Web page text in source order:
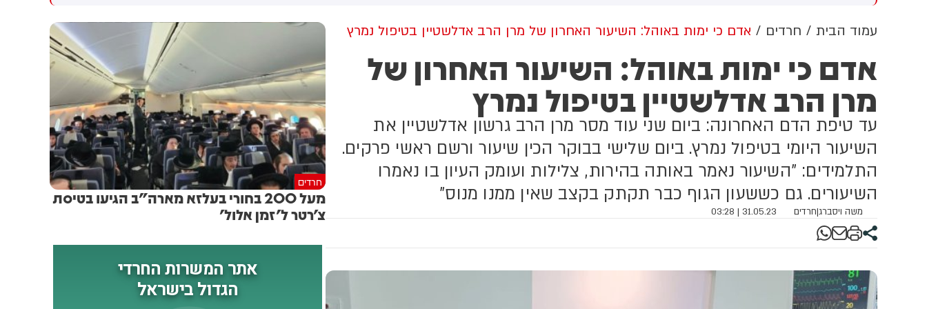
רפואי בזירה
עולה מניתוח חדש של
אנטישמיות ברשת. הדו"ח מצא כי
פוסטים זהים ב-X שותפו
בטענה שיהודים הם שהציתו
במכוון את השריפות בצרפת,
ספרד ונורבגיה בטרה להרוויח
פוליטית או כלכלית מהמצב.
הבוקר בשכונת בקעה בירושלים
בזמן מעבר בהורמוז, שלושה
מהם במהלך השבוע
עמוד הבית חרדים אדם כי ימות באוהל: השיעור האחרון של מרן הרב אדלשטיין בטיפול נמרץ
אדם כי ימות באוהל: השיעור האחרון של
מרן הרב אדלשטיין בטיפול נמרץ
עד טיפת הדם האחרונה: ביום שני עוד מסר מרן הרב גרשון אדלשטיין את
השיעור היומי בטיפול נמרץ. ביום שלישי בבוקר הכין שיעור ורשם ראשי פרקים.
התלמידים: "השיעור נאמר באותה בהירות, צלילות ועומק העיון בו נאמרו
השיעורים. גם כששעון הגוף כבר תקתק בקצב שאין ממנו מנוס"
משה ויסברג|חרדים 31.05.23 | 03:28
חרדים
מעל 200 בחורי בעלזא מארה"ב הגיעו בטיסת
צ'רטר ל'זמן אלול'